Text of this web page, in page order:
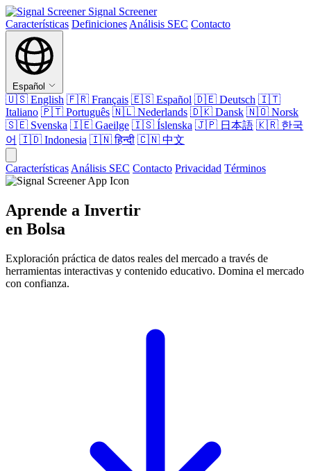
Signal Screener
Características Definiciones Análisis SEC Contacto
Español
🇺🇸 English 🇫🇷 Français 🇪🇸 Español 🇩🇪 Deutsch 🇮🇹
Italiano 🇵🇹 Português 🇳🇱 Nederlands 🇩🇰 Dansk 🇳🇴 Norsk
🇸🇪 Svenska 🇮🇪 Gaeilge 🇮🇸 Íslenska 🇯🇵 日本語 🇰🇷 한국
어 🇮🇩 Indonesia 🇮🇳हिन्दी 🇨🇳 中文
Características Análisis SEC Contacto Privacidad Términos
Aprende a Invertir
en Bolsa
Exploración práctica de datos reales del mercado a través de
herramientas interactivas y contenido educativo. Domina el mercado
con confianza.